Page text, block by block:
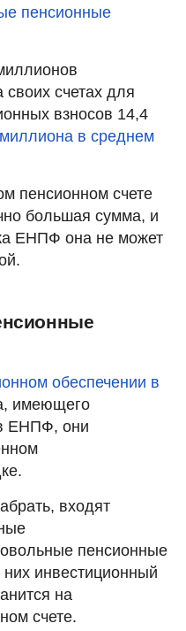
пенсионные
своих счетах для
взносов 14,4
в среднем
пенсионном счете
большая сумма, и
ЕНПФ она не может
обеспечении в
имеющего
ЕНПФ, они
входят
пенсионные
инвестиционный
на
счете.